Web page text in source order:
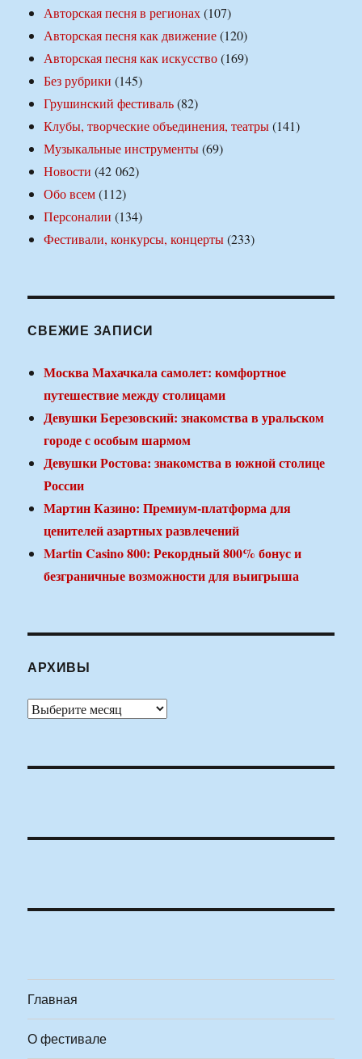
Авторская песня в регионах(107)
Авторская песня как движение(120)
Авторская песня как искусство(169)
Без рубрики (145)
Грушинский фестиваль(82)
Клубы, творческие объединения, театры(141)
Музыкальные инструменты(69)
Новости (42 062)
Обо всем(112)
Персоналии (134)
Фестивали, конкурсы, концерты(233)
СВЕЖИЕ ЗАПИСИ
Москва Махачкала самолет: комфортное
путешествие между столицами
Девушки Березовский: знакомства в уральском
городе с особым шармом
Девушки Ростова: знакомства в южной столице
России
Мартин Казино: Премиум-платформа для
ценителей азартных развлечений
Martin Casino 800: Рекордный 800% бонус и
безграничные возможности для выигрыша
АРХИВЫ
Архивы
Главная
О фестивале